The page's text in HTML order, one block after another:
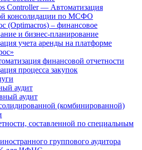
Controller — Автоматизация
консолидации по МСФО
(Optimacros) – финансовое
и бизнес-планирование
учета аренды на платформе
финансовой отчетности
процесса закупок
аудит
аудит
(комбинированной)
составленной по специальным
группового аудитора